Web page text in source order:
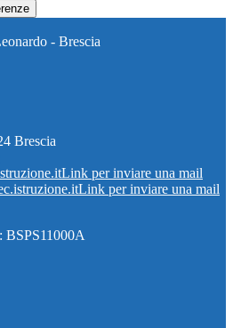
- Brescia
Brescia
Link per inviare una mail
Link per inviare una mail
BSPS11000A